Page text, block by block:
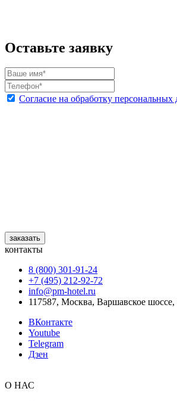
Оставьте заявку
Согласие на обработку персональных
заказать
контакты
8 (800) 301‑91‑24
+7 (495) 212‑92‑72
info@pm-hotel.ru
117587, Москва, Варшавское шоссе,
ВКонтакте
Youtube
Telegram
Дзен
О НАС